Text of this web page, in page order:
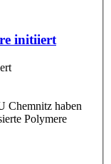
initiiert
Chemnitz haben
Polymere